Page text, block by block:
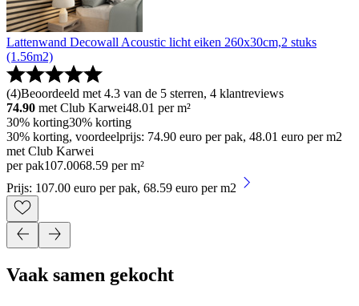
Lattenwand Decowall Acoustic licht eiken 260x30cm,2 stuks
(1.56m2)
(4)Beoordeeld met 4.3 van de 5 sterren, 4 klantreviews
74.90 met Club Karwei48.01 per m²
30% korting30% korting
30% korting, voordeelprijs: 74.90 euro per pak, 48.01 euro per m2
met Club Karwei
per pak107.0068.59 per m²
Prijs: 107.00 euro per pak, 68.59 euro per m2
Vaak samen gekocht